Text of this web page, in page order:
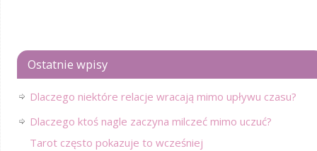
Ostatnie wpisy
Dlaczego niektóre relacje wracają mimo upływu czasu?
Dlaczego ktoś nagle zaczyna milczeć mimo uczuć?
Tarot często pokazuje to wcześniej